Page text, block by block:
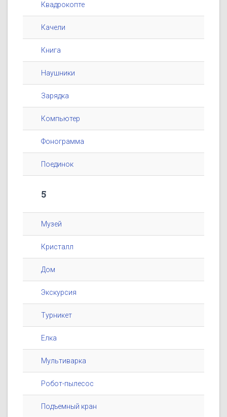
Квадрокопте
Качели
Книга
Наушники
Зарядка
Компьютер
Фонограмма
Поединок
5
Музей
Кристалл
Дом
Экскурсия
Турникет
Елка
Мультиварка
Робот-пылесос
Подъемный кран